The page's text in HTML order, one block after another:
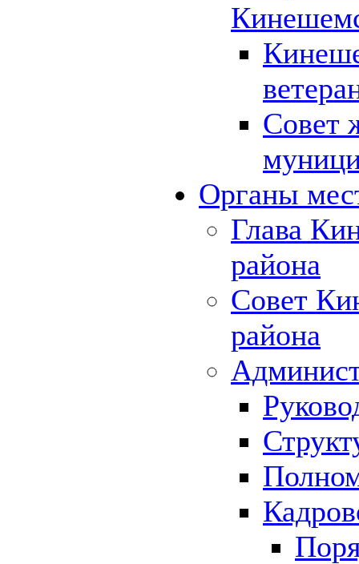
Совет
Органы
Глава
района
Совет
района